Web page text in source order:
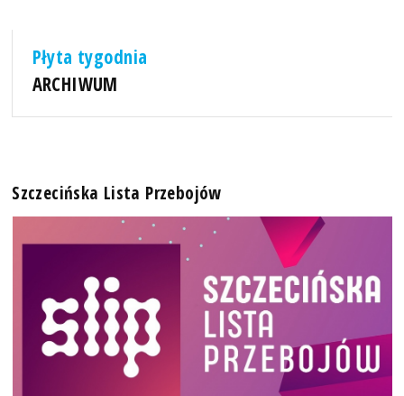
Płyta tygodnia
ARCHIWUM
Szczecińska Lista Przebojów